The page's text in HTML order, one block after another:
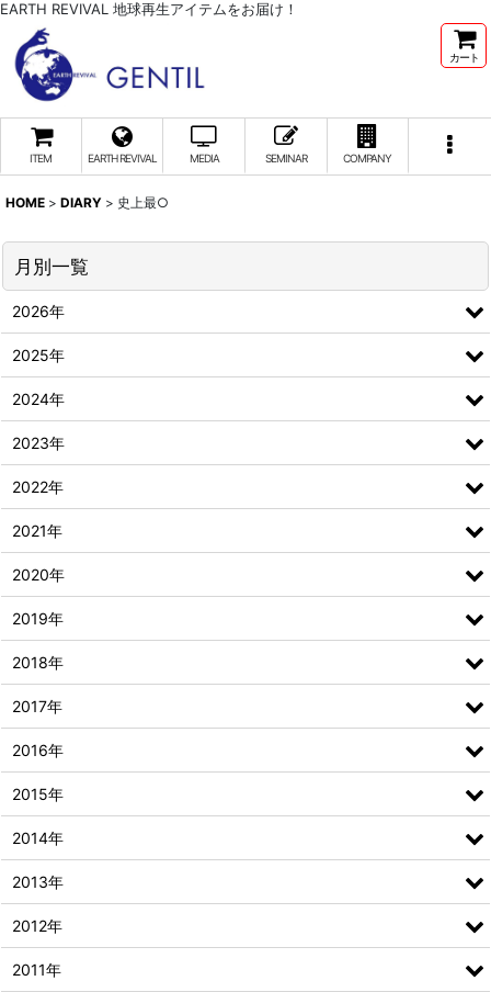
EARTH REVIVAL 地球再生アイテムをお届け！
カート
ITEM EARTH REVIVAL MEDIA SEMINAR COMPANY
HOME > DIARY > 史上最○
月別一覧
2026年
2025年
2024年
2023年
2022年
2021年
2020年
2019年
2018年
2017年
2016年
2015年
2014年
2013年
2012年
2011年